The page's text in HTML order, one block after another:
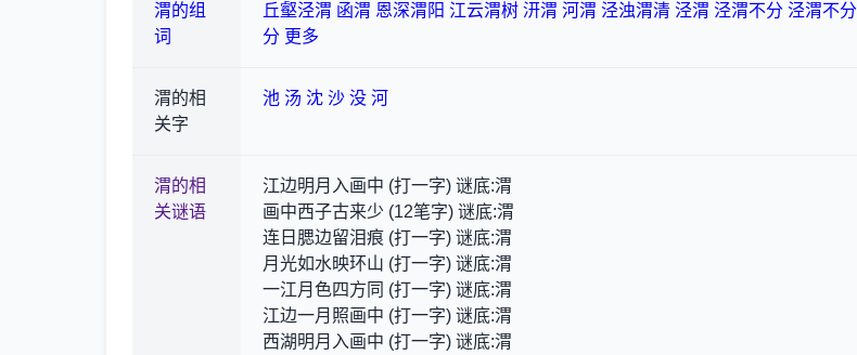
渭的组
词
丘壑泾渭 函渭 恩深渭阳 江云渭树 汧渭 河渭 泾浊渭清 泾渭 泾渭不分 泾渭不分
分 更多
渭的相
关字
池 汤 沈 沙 没 河
渭的相
关谜语
江边明月入画中 (打一字) 谜底:渭
画中西子古来少 (12笔字) 谜底:渭
连日腮边留泪痕 (打一字) 谜底:渭
月光如水映环山 (打一字) 谜底:渭
一江月色四方同 (打一字) 谜底:渭
江边一月照画中 (打一字) 谜底:渭
西湖明月入画中 (打一字) 谜底:渭